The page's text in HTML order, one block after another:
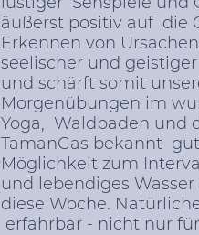
äußerst positiv auf die
Erkennen von
seelischer und
und schärft somit
Morgenübungen im
Yoga, Waldbaden und
TamanGas bekannt
Möglichkeit zum
und lebendiges
diese Woche.
erfahrbar - nicht nur